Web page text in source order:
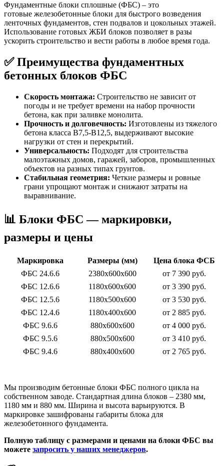
Фундаментные блоки сплошные (ФБС) – это
готовые железобетонные блоки для быстрого возведения
ленточных фундаментов, стен подвалов и цокольных этажей.
Использование готовых ЖБИ блоков позволяет в разы
ускорить строительство и вести работы в любое время года.
✅ Преимущества фундаментных
бетонных блоков ФБС
Скорость монтажа: Строительство не зависит от
погоды и не требует времени на набор прочности
бетона, как при заливке монолита.
Прочность и долговечность: Изготовлены из тяжелого
бетона класса В7,5-В12,5, выдерживают высокие
нагрузки от стен и перекрытий.
Универсальность: Подходят для строительства
малоэтажных домов, гаражей, заборов, промышленных
объектов на разных типах грунтов.
Стабильная геометрия: Четкие размеры и ровные
грани упрощают монтаж и снижают затраты на
выравнивание.
📊 Блоки ФБС — маркировки,
размеры и цены
Маркировка Размеры (мм)
Цена блока ФСБ
ФБС 24.6.6
2380x600x600
от 7 390 руб.
ФБС 12.6.6
1180x600x600
от 3 390 руб.
ФБС 12.5.6
1180x500x600
от 3 530 руб.
ФБС 12.4.6
1180x400x600
от 2 885 руб.
ФБС 9.6.6
880x600x600
от 4 000 руб.
ФБС 9.5.6
880x500x600
от 3 410 руб.
ФБС 9.4.6
880x400x600 от 2 765 руб.
Мы производим бетонные блоки ФБС полного цикла на
собственном заводе. Стандартная длина блоков – 2380 мм,
1180 мм и 880 мм. Ширина и высота варьируются. В
маркировке зашифрованы габариты блока для
железобетонного фундамента.
Полную таблицу с размерами и ценами на блоки ФБС вы
можете запросить у наших менеджеров.